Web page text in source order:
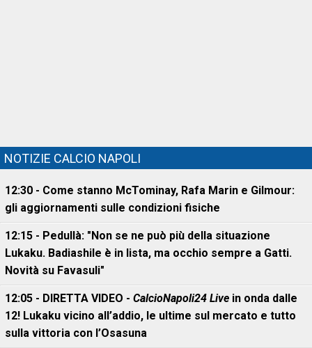
NOTIZIE CALCIO NAPOLI
12:30 - Come stanno McTominay, Rafa Marin e Gilmour:
gli aggiornamenti sulle condizioni fisiche
12:15 - Pedullà: "Non se ne può più della situazione
Lukaku. Badiashile è in lista, ma occhio sempre a Gatti.
Novità su Favasuli"
12:05 - DIRETTA VIDEO - CalcioNapoli24 Live in onda dalle
12! Lukaku vicino all’addio, le ultime sul mercato e tutto
sulla vittoria con l’Osasuna